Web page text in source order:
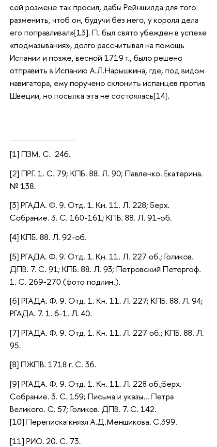
сей розмене так просил, дабы Рейншилда для того
разменить, чтоб он, будучи без него, у короля дела
его поправливал»[13]. П. был свято убежден в успехе
«подмазывания», долго рассчитывал на помощь
Испании и позже, весной 1719 г., было решено
отправить в Испанию А.Л.Нарышкина, где, под видом
навигатора, ему поручено склонить испанцев против
Швеции, но посылка эта не состоялась[14].
[1] ПЗМ. С. 246.
[2] ПРГ. 1. С. 79; КПБ. 88. Л. 90; Павленко. Екатерина.
№ 138.
[3] РГАДА. Ф. 9. Отд. 1. Кн. 11. Л. 228; Берх.
Собрание. 3. С. 160-161; КПБ. 88. Л. 91-об.
[4] КПБ. 88. Л. 92-об.
[5] РГАДА. Ф. 9. Отд. 1. Кн. 11. Л. 227 об.; Голиков.
ДПВ. 7. С. 91; КПБ. 88. Л. 93; Петровский Петергоф.
1. С. 269-270 (фото подлин.).
[6] РГАДА. Ф. 9. Отд. 1. Кн. 11. Л. 227; КПБ. 88. Л. 94;
РГАДА. 7. 1. 6-1. Л. 40.
[7] РГАДА. Ф. 9. Отд. 1. Кн. 11. Л. 227 об.; КПБ. 88. Л.
95.
[8] ПЖПВ. 1718 г. С. 36.
[9] РГАДА. Ф. 9. Отд. 1. Кн. 11. Л. 228 об.;Берх.
Собрание. 3. С. 159; Письма и указы… Петра
Великого. С. 57; Голиков. ДПВ. 7. С. 142.
[10] Переписка князя А.Д.Меншикова. С.399.
[11] РИО. 20. С. 73.